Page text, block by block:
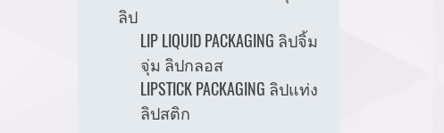
ลิป
LIP LIQUID PACKAGING ลิปจิ้ม
จุ่ม ลิปกลอส
LIPSTICK PACKAGING ลิปแท่ง
ลิปสติก